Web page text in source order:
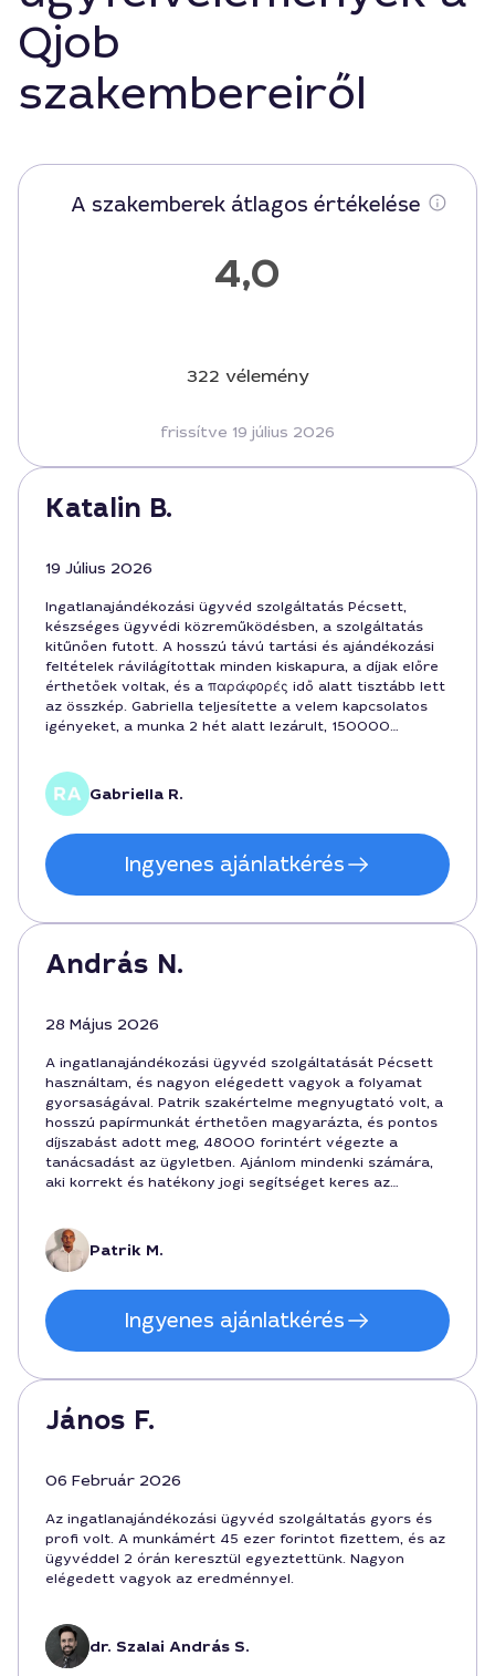
Qjob
szakembereiről
A szakemberek átlagos értékelése
4,0
322 vélemény
frissítve 19 július 2026
Katalin B.
19 Július 2026
Ingatlanajándékozási ügyvéd szolgáltatás Pécsett,
készséges ügyvédi közreműködésben, a szolgáltatás
kitűnően futott. A hosszú távú tartási és ajándékozási
feltételek rávilágítottak minden kiskapura, a díjak előre
érthetőek voltak, és a παράφορές idő alatt tisztább lett
az összkép. Gabriella teljesítette a velem kapcsolatos
igényeket, a munka 2 hét alatt lezárult, 150000
Gabriella R.
Ingyenes ajánlatkérés
András N.
28 Május 2026
A ingatlanajándékozási ügyvéd szolgáltatását Pécsett
használtam, és nagyon elégedett vagyok a folyamat
gyorsaságával. Patrik szakértelme megnyugtató volt, a
hosszú papírmunkát érthetően magyarázta, és pontos
díjszabást adott meg, 48000 forintért végezte a
tanácsadást az ügyletben. Ajánlom mindenki számára,
aki korrekt és hatékony jogi segítséget keres az
Patrik M.
Ingyenes ajánlatkérés
János F.
06 Február 2026
Az ingatlanajándékozási ügyvéd szolgáltatás gyors és
profi volt. A munkámért 45 ezer forintot fizettem, és az
ügyvéddel 2 órán keresztül egyeztettünk. Nagyon
elégedett vagyok az eredménnyel.
dr. Szalai András S.